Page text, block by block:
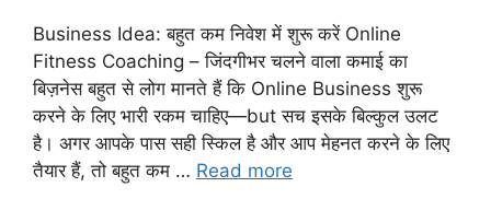
Business Idea: बहुत कम निवेश में शुरू करें Online
Fitness Coaching – जिंदगीभर चलने वाला कमाई का
बिज़नेस बहुत से लोग मानते हैं कि Online Business शुरू
करने के लिए भारी रकम चाहिए—but सच इसके बिल्कुल उलट
है। अगर आपके पास सही स्किल है और आप मेहनत करने के लिए
तैयार हैं, तो बहुत कम … Read more